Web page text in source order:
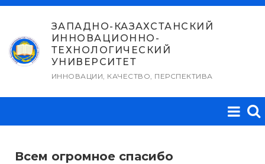
Перейти
содержимому
ЗАПАДНО-КАЗАХСТАНСКИЙ
ИННОВАЦИОННО-
ТЕХНОЛОГИЧЕСКИЙ
УНИВЕРСИТЕТ
ИННОВАЦИИ, КАЧЕСТВО, ПЕРСПЕКТИВА
Всем огромное спасибо